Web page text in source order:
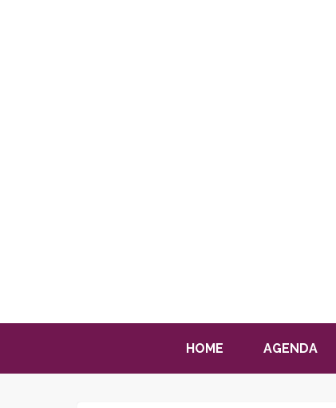
HOME AGENDA